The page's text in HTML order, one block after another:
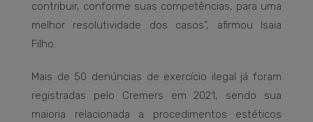
contribuir, conforme suas competências, para uma
melhor resolutividade dos casos”, afirmou Isaia
Filho.
Mais de 50 denúncias de exercício ilegal já foram
registradas pelo Cremers em 2021, sendo sua
maioria relacionada a procedimentos estéticos